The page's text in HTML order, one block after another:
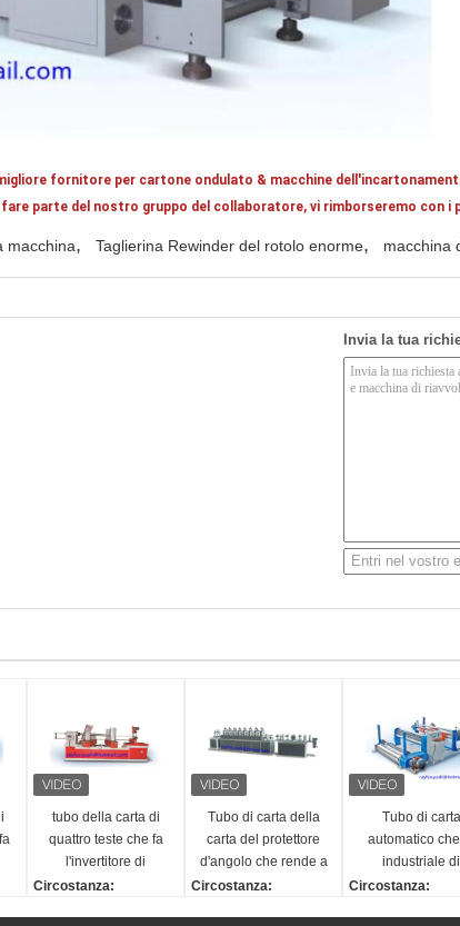
migliore fornitore per cartone ondulato & macchine
parte del nostro gruppo del collaboratore, vi rimborseremo con
macchina, Taglierina Rewinder del rotolo enorme, macchina
Invia la tua
tubo della carta di
quattro teste che fa
l'invertitore di
controllo dello SpA
Circostanza:
Tubo di carta della
carta del protettore
d'angolo che rende a
macchina l'unità di
Circostanza:
Tubo di carta
automatico
industriale di
Rewinder della
Circostanza: